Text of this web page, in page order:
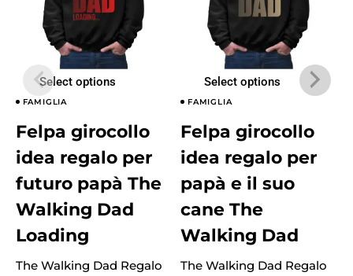
Select options
FAMIGLIA
Felpa girocollo
idea regalo per
futuro papà The
Walking Dad
Loading
The Walking Dad Regalo
Select options
FAMIGLIA
Felpa girocollo
idea regalo per
papà e il suo
cane The
Walking Dad
The Walking Dad Regalo